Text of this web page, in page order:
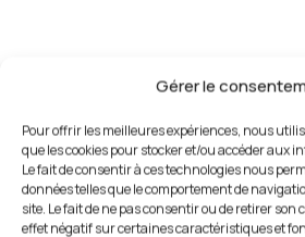
Gérer le
Pour offrir les meilleures expériences, nous
que les cookies pour stocker et/ou accéder aux
Le fait de consentir à ces technologies nous
données telles que le comportement de
site. Le fait de ne pas consentir ou de retirer
effet négatif sur certaines caractéristiques et
Pourquoi choisir
pour vos
Un service à la hauteur de vos